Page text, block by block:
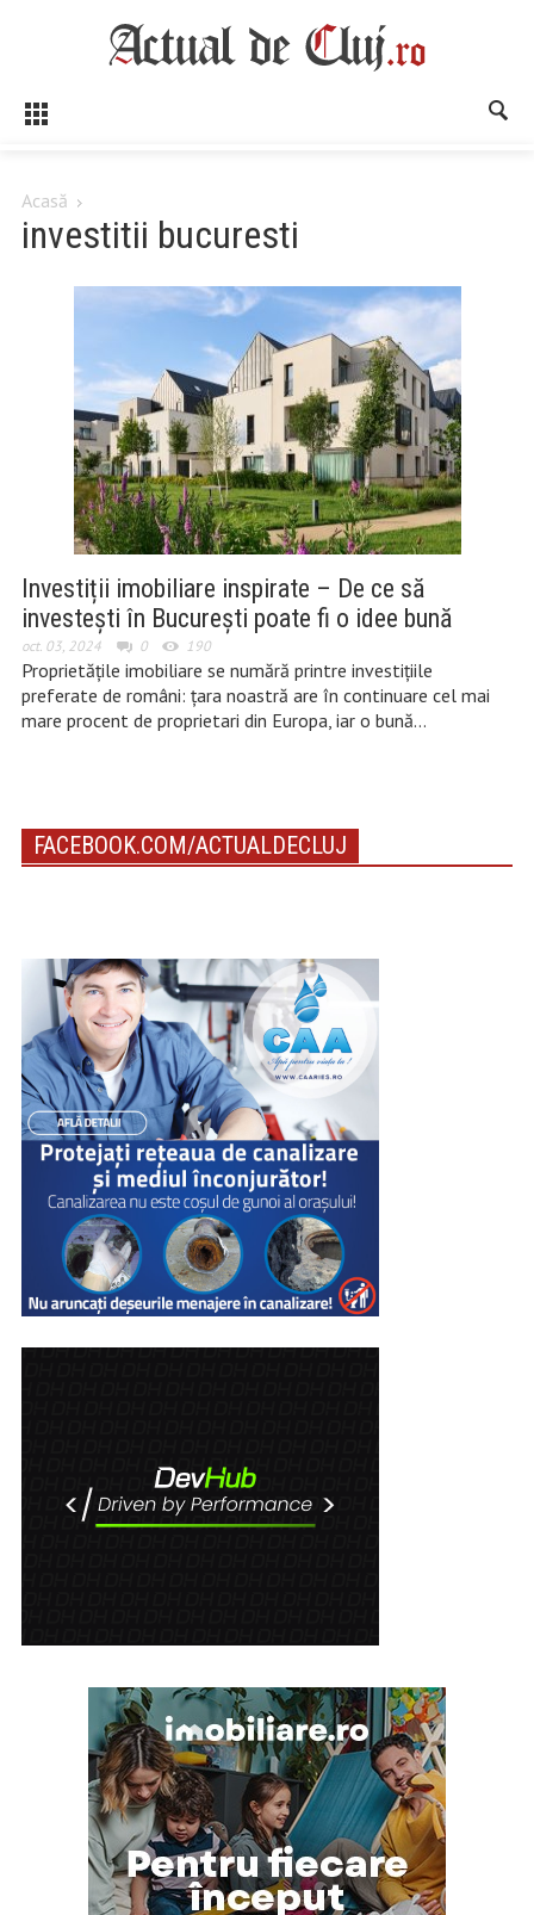
Acasă
investitii bucuresti
Investiții imobiliare inspirate – De ce să
investești în București poate fi o idee bună
oct. 03, 2024 0 190
Proprietățile imobiliare se numără printre investițiile
preferate de români: țara noastră are în continuare cel mai
mare procent de proprietari din Europa, iar o bună…
FACEBOOK.COM/ACTUALDECLUJ